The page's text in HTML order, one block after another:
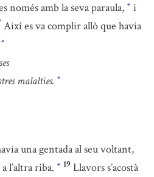
només amb la seva paraula, * i
Així es va complir allò que havia
*
malalties. *
una gentada al seu voltant,
l’altra riba. * 19 Llavors s’acostà